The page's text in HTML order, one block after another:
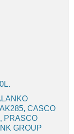
CASCO
PRASCO
GROUP